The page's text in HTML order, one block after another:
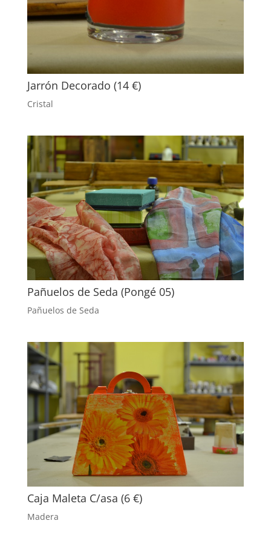
Jarrón Decorado (14 €)
Cristal
Pañuelos de Seda (Pongé 05)
Pañuelos de Seda
Caja Maleta C/asa (6 €)
Madera